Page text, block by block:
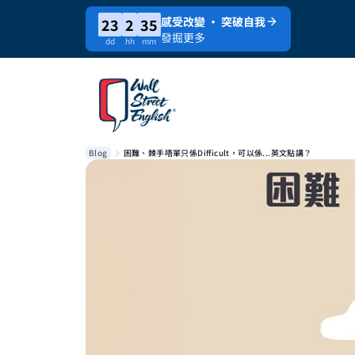
23
dd
2
hh
35
mm
感受改變 · 突破自我
發掘更多
Blog 困難、棘手唔單只係Difficult，可以係...英文點講？